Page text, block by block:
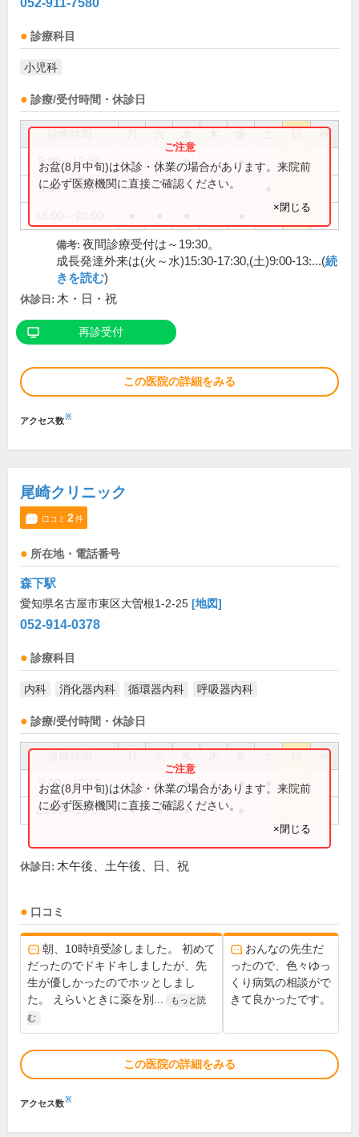
052-911-7580
診療科目
小児科
診療/受付時間・休診日
祝
9:00～12:30 ● ● ● ●
9:00～13:00
お盆(8月中旬)は休診・休業の場合があります。来院前
に必ず医療機関に直接ご確認ください。
×閉じる
備考: 夜間診療受付は～19:30。
成長発達外来は(火～水)15:30-17:30,(土)9:00-13:...(続
きを読む)
休診日: 木・日・祝
再診受付
この医院の詳細をみる
アクセス数※
尾崎クリニック
口コミ 2件
所在地・電話番号
森下駅
愛知県名古屋市東区大曽根1-2-25 [地図]
052-914-0378
診療科目
内科 消化器内科 循環器内科 呼吸器内科
診療/受付時間・休診日
祝
9:00～12:10 ● ● ● ● ●
18:00～20:00 ● ● ●
お盆(8月中旬)は休診・休業の場合があります。来院前
に必ず医療機関に直接ご確認ください。
×閉じる
休診日: 木午後、土午後、日、祝
口コミ
朝、10時頃受診しました。 初めて
だったのでドキドキしましたが、先
生が優しかったのでホッとしまし
た。 えらいときに薬を別...
もっと読
む
おんなの先生だ
ったので、色々ゆっ
くり病気の相談がで
きて良かったです。
この医院の詳細をみる
アクセス数※